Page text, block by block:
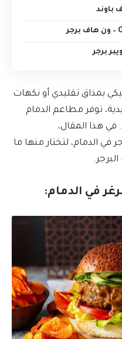
بمذاق تقليدي أو نكهات
توفر مطاعم الدمام
في هذا المقال،
مطاعم برجر في الدمام، لتختار منها ما
في الدمام: